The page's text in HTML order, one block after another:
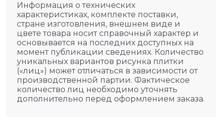
Информация о технических
характеристиках, комплекте поставки,
стране изготовления, внешнем виде и
цвете товара носит справочный характер и
основывается на последних доступных на
момент публикации сведениях. Количество
уникальных вариантов рисунка плитки
(«лиц») может отличаться в зависимости от
производственной партии. Фактическое
количество лиц необходимо уточнять
дополнительно перед оформлением заказа.